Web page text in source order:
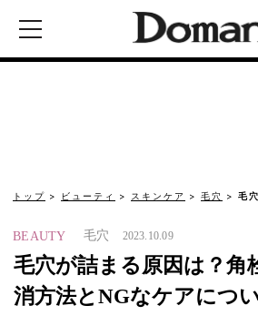
トップ ビューティ スキンケア 毛穴 毛
BEAUTY 毛穴 2023.10.09
毛穴が詰まる原因は？角
消方法とNGなケアにつ